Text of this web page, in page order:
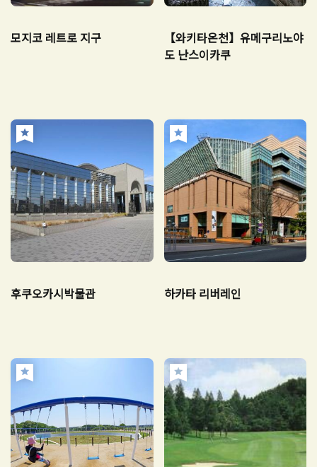
모지코 레트로 지구
【와키타온천】유메구리노야
도 난스이카쿠
후쿠오카시박물관 하카타 리버레인